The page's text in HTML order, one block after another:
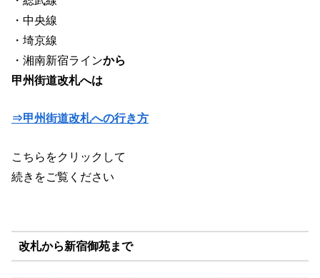
・中央線
・埼京線
・湘南新宿ラインから
甲州街道改札へは
⇒甲州街道改札への行き方
こちらをクリックして
続きをご覧ください
改札から新宿御苑まで